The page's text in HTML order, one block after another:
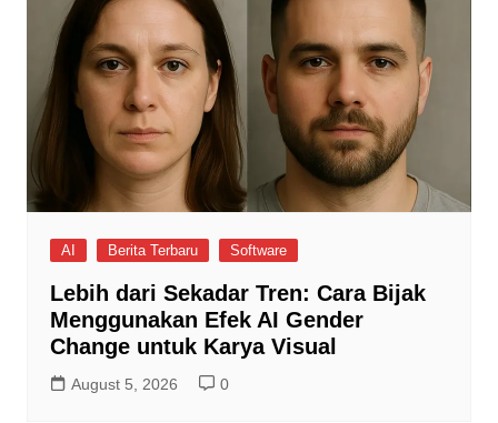
AI Berita Terbaru Software
Lebih dari Sekadar Tren: Cara Bijak
Menggunakan Efek AI Gender
Change untuk Karya Visual
August 5, 2026 0